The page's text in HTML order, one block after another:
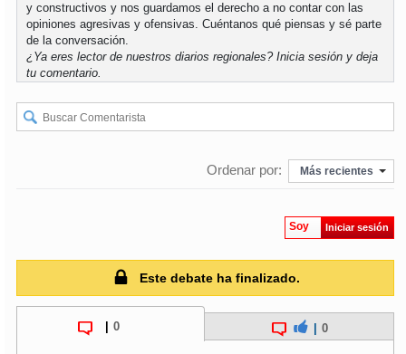
soychiloé
y constructivos y nos guardamos el derecho a no contar con las
opiniones agresivas y ofensivas. Cuéntanos qué piensas y sé parte
de la conversación.
¿Ya eres lector de nuestros diarios regionales?Inicia sesión y deja
tu comentario.
Ordenar por: Más recientes
Soy Iniciar sesión
Este debate ha finalizado.
| 0 0